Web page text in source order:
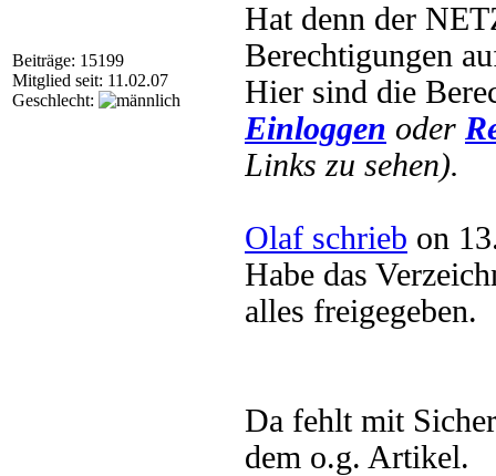
Beiträge: 15199
Mitglied seit: 11.02.07
Geschlecht:
Hat denn der
Berechtigungen
Hier sind die
Einloggen oder
Links zu sehen).
Olaf schrieb on
Habe das
alles freigegeben.
Da fehlt mit
dem o.g. Artikel.